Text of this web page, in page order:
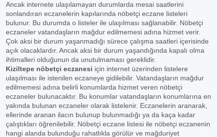
Ancak internete ulaşılamayan durumlarda mesai saatlerini
sonlandıran eczanelerin kapılarında nöbetçi eczane listeleri
bulunur. Bu durumda o listeler ile ulaşılması sağlanabilir. Nöbetçi
eczaneler vatandaşların mağdur edilmemesi adına hizmet verir.
Çok aksi bir durum yaşanmadığı sürece çalışma saatleri içerisinde
açık olacaklardır. Ancak aksi bir durum yaşandığında kapalı olma
ihtimalleri olduğunun da unutulmaması gereklidir.
Kiziltepe nöbetçi eczanesi için internet üzerinden listelere
ulaşılması ile istenilen eczaneye gidilebilir. Vatandaşların mağdur
edilmemesi adına belirli konumlarda hizmet veren nöbetçi
eczaneler bulunacaktır. Bu konumlar vatandaşların konumlarına en
yakında bulunan eczaneler olarak listelenir. Eczanelerin aranarak,
ellerinde aranan ilacın bulunup bulunmadığı ya da kaça kadar
çalıştıkları öğrenilebilir. Nöbetçi eczane listesi ile nöbetçi eczanenin
hangi alanda bulunduğu rahatlıkla görülür ve mağduriyet